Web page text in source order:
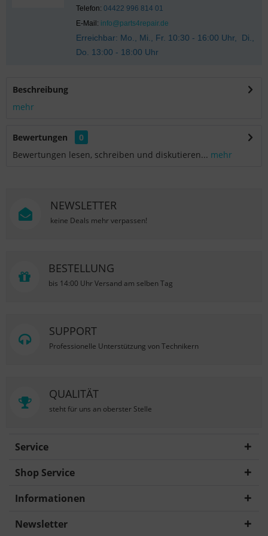
Telefon: 04422 996 814 01
E-Mail: info@parts4repair.de
Erreichbar: Mo., Mi., Fr. 10:30 - 16:00 Uhr, Di.,
Do. 13:00 - 18:00 Uhr
Beschreibung
mehr
Bewertungen
0
Bewertungen lesen, schreiben und diskutieren... mehr
NEWSLETTER
keine Deals mehr verpassen!
BESTELLUNG
bis 14:00 Uhr Versand am selben Tag
SUPPORT
Professionelle Unterstützung von Technikern
QUALITÄT
steht für uns an oberster Stelle
Service
Shop Service
Informationen
Newsletter